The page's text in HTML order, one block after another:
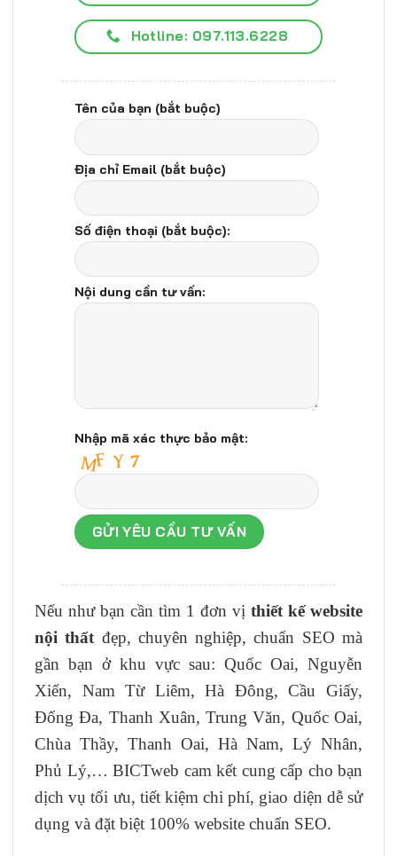
Hotline: 097.113.6228
Tên của bạn (bắt buộc)
Địa chỉ Email (bắt buộc)
Số điện thoại (bắt buộc):
Nội dung cần tư vấn:
Nhập mã xác thực bảo mật:
Nếu như bạn cần tìm 1 đơn vị thiết kế website
nội thấtđẹp, chuyên nghiệp, chuẩn SEO mà
gần bạn ở khu vực sau: Quốc Oai, Nguyễn
Xiển, Nam Từ Liêm, Hà Đông, Cầu Giấy,
Đống Đa, Thanh Xuân, Trung Văn, Quốc Oai,
Chùa Thầy, Thanh Oai, Hà Nam, Lý Nhân,
Phủ Lý,… BICTweb cam kết cung cấp cho bạn
dịch vụ tối ưu, tiết kiệm chi phí, giao diện dễ sử
dụng và đặt biệt 100% website chuẩn SEO.